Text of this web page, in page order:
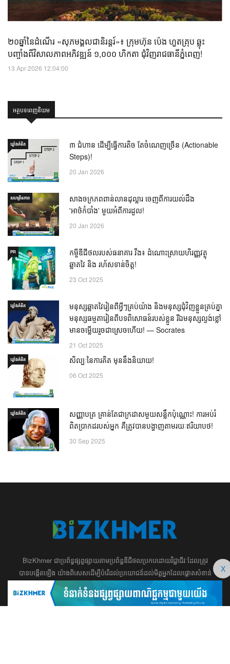
២០ឆ្នាំនៃដំណើរ «សុភមង្គលជានិរន្តរ៍»៖ ក្រុមហ៊ុន ប៉េង ហួតគ្រុប ឆ្លុះ
បញ្ចាំងពីវិសាលភាពអភិវឌ្ឍន៍ ១,០០០ ហិកតា ជុំវិញរាជធានីភ្នំពេញ!
13 Apr 2026 12:04:00
អត្ថបទពេញនិយម
ឃ្លាំង​គំនិត
៣ ជំហាន ដើម្បីធ្វើការតិច តែចំណេញច្រើន (Actionable
Steps)!
20 Jan 2026
សហគ្រិនភាព
សាងចក្រភពពាន់លានដុល្លារ ចេញពីការយល់ដឹង
'អាថ៌កំបាំង' មួយអំពីការដួល!
20 Jan 2026
PR
កម្ចីឌីជីថលរបស់ធនាគារ វីង៖ ដំណោះស្រាយហិរញ្ញវត្ថុ
ឆ្លាតវៃ និង រហ័សទាន់ចិត្ត!
23 Oct 2025
ឃ្លាំង​គំនិត
មនុស្សឆ្លាតវៃរៀនពីអ្វីៗគ្រប់យ៉ាង និងមនុស្សជុំវិញខ្លួនគ្រប់គ្នា
មនុស្សធម្មតារៀនពីបទពិសោធន៍របស់ខ្លួន រីឯមនុស្សល្ងង់ខ្លៅ
មានចម្លើយរួចជាស្រេចហើយ! — Socrates
21 Oct 2025
ឃ្លាំង​គំនិត សិល្បៈនៃការគិត មុននឹងនិយាយ!
06 Oct 2025
ឃ្លាំង​គំនិត
សញ្ញាបត្រ គ្រាន់តែជាក្រដាសមួយសន្លឹកប៉ុណ្ណោះ! ការអប់រំ
ពិតប្រាកដរបស់អ្នក គឺត្រូវបានបង្ហាញតាមរយៈឥរិយាបថ!
30 Sep 2025
BizKhmer ​ជា​​ប្រព័ន្ធ​ផ្សព្វផ្សាយ​តាម​ប្រព័ន្ធ​ឌីជីថល​​​ប្រកប​ដោយ​វិជ្ជាជីវៈ​ដែល​​​ត្រូវ​
បាន​បង្កើតឡើង យ៉ាង​ពិសេស​​ដើម្បី​បំរើ​ដល់​ប្រយោជន៍​​​ដល់​មិត្ត​អ្នក​ដែល​ផ្ដោត​សំខាន់​
ទៅ​លើ​អត្ថបទ​ សហគ្រិន​ភាព អប់រំ ​​អាជីវកម្ម​ ​ការ​វិនិយោគ​ ​អភិវឌ្ឍន៍​អាជីព​ និង​
អចលនទ្រព្យ។ ​ក្រុម​​ការងារ​របស់​យើង​ ​​ មាន​ឆន្ទៈ​​មុតមាំ​​​ក្នុង​​ការ​សរសេរ​​អត្ថបទ​​ ដែល​
សុទ្ធតែ​សំខាន់​សម្រាប់​ ជំនួញ​ ការសិក្សា​ ​និង ការ​សម្រេច​ចិត្ត​របស់​​លោក​អ្នក​ ជា
X